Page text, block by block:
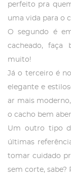
perfeito pra
uma vida para o
O segundo é
cacheado, faça
muito!
Já o terceiro é
elegante e
ar mais
o cacho bem
Um outro tipo
últimas
tomar cuidado
sem corte, sabe?